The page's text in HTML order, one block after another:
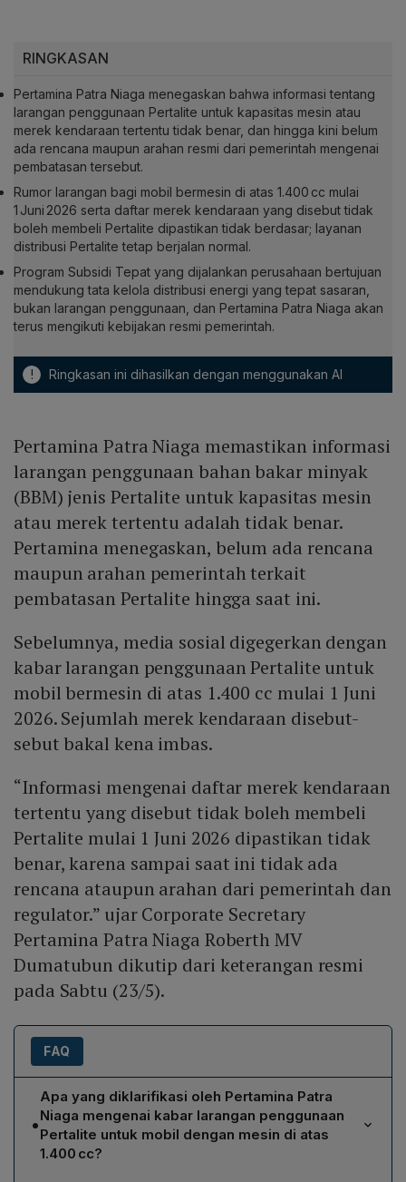
RINGKASAN
Pertamina Patra Niaga menegaskan bahwa informasi tentang
larangan penggunaan Pertalite untuk kapasitas mesin atau
merek kendaraan tertentu tidak benar, dan hingga kini belum
ada rencana maupun arahan resmi dari pemerintah mengenai
pembatasan tersebut.
Rumor larangan bagi mobil bermesin di atas 1.400 cc mulai
1 Juni 2026 serta daftar merek kendaraan yang disebut tidak
boleh membeli Pertalite dipastikan tidak berdasar; layanan
distribusi Pertalite tetap berjalan normal.
Program Subsidi Tepat yang dijalankan perusahaan bertujuan
mendukung tata kelola distribusi energi yang tepat sasaran,
bukan larangan penggunaan, dan Pertamina Patra Niaga akan
terus mengikuti kebijakan resmi pemerintah.
! Ringkasan ini dihasilkan dengan menggunakan AI
Pertamina Patra Niaga memastikan informasi
larangan penggunaan bahan bakar minyak
(BBM) jenis Pertalite untuk kapasitas mesin
atau merek tertentu adalah tidak benar.
Pertamina menegaskan, belum ada rencana
maupun arahan pemerintah terkait
pembatasan Pertalite hingga saat ini.
Sebelumnya, media sosial digegerkan dengan
kabar larangan penggunaan Pertalite untuk
mobil bermesin di atas 1.400 cc mulai 1 Juni
2026. Sejumlah merek kendaraan disebut-
sebut bakal kena imbas.
“Informasi mengenai daftar merek kendaraan
tertentu yang disebut tidak boleh membeli
Pertalite mulai 1 Juni 2026 dipastikan tidak
benar, karena sampai saat ini tidak ada
rencana ataupun arahan dari pemerintah dan
regulator.” ujar Corporate Secretary
Pertamina Patra Niaga Roberth MV
Dumatubun dikutip dari keterangan resmi
pada Sabtu (23/5).
FAQ
•
Apa yang diklarifikasi oleh Pertamina Patra
Niaga mengenai kabar larangan penggunaan
Pertalite untuk mobil dengan mesin di atas
1.400 cc?